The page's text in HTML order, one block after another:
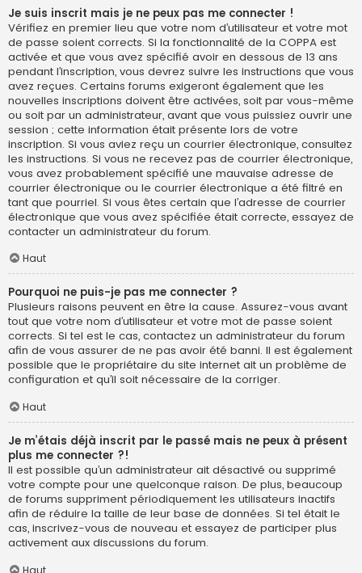
Je suis inscrit mais je ne peux pas me connecter !
Vérifiez en premier lieu que votre nom d’utilisateur et votre mot
de passe soient corrects. Si la fonctionnalité de la COPPA est
activée et que vous avez spécifié avoir en dessous de 13 ans
pendant l’inscription, vous devrez suivre les instructions que vous
avez reçues. Certains forums exigeront également que les
nouvelles inscriptions doivent être activées, soit par vous-même
ou soit par un administrateur, avant que vous puissiez ouvrir une
session ; cette information était présente lors de votre
inscription. Si vous aviez reçu un courrier électronique, consultez
les instructions. Si vous ne recevez pas de courrier électronique,
vous avez probablement spécifié une mauvaise adresse de
courrier électronique ou le courrier électronique a été filtré en
tant que pourriel. Si vous êtes certain que l’adresse de courrier
électronique que vous avez spécifiée était correcte, essayez de
contacter un administrateur du forum.
Haut
Pourquoi ne puis-je pas me connecter ?
Plusieurs raisons peuvent en être la cause. Assurez-vous avant
tout que votre nom d’utilisateur et votre mot de passe soient
corrects. Si tel est le cas, contactez un administrateur du forum
afin de vous assurer de ne pas avoir été banni. Il est également
possible que le propriétaire du site internet ait un problème de
configuration et qu’il soit nécessaire de la corriger.
Haut
Je m’étais déjà inscrit par le passé mais ne peux à présent
plus me connecter ?!
Il est possible qu’un administrateur ait désactivé ou supprimé
votre compte pour une quelconque raison. De plus, beaucoup
de forums suppriment périodiquement les utilisateurs inactifs
afin de réduire la taille de leur base de données. Si tel était le
cas, inscrivez-vous de nouveau et essayez de participer plus
activement aux discussions du forum.
Haut